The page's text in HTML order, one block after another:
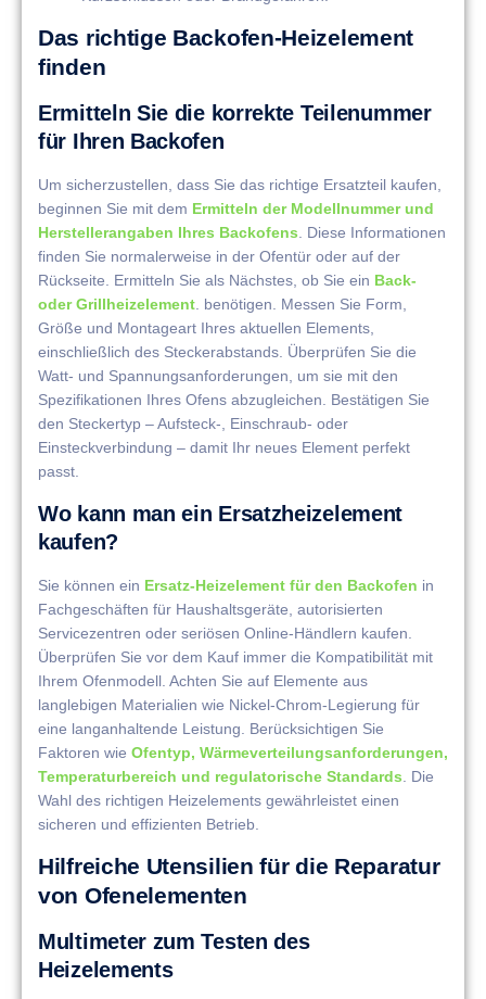
Das richtige Backofen-Heizelement
finden
Ermitteln Sie die korrekte Teilenummer
für Ihren Backofen
Um sicherzustellen, dass Sie das richtige Ersatzteil kaufen,
beginnen Sie mit dem Ermitteln der Modellnummer und
Herstellerangaben Ihres Backofens. Diese Informationen
finden Sie normalerweise in der Ofentür oder auf der
Rückseite. Ermitteln Sie als Nächstes, ob Sie ein Back-
oder Grillheizelement. benötigen. Messen Sie Form,
Größe und Montageart Ihres aktuellen Elements,
einschließlich des Steckerabstands. Überprüfen Sie die
Watt- und Spannungsanforderungen, um sie mit den
Spezifikationen Ihres Ofens abzugleichen. Bestätigen Sie
den Steckertyp – Aufsteck-, Einschraub- oder
Einsteckverbindung – damit Ihr neues Element perfekt
passt.
Wo kann man ein Ersatzheizelement
kaufen?
Sie können ein Ersatz-Heizelement für den Backofen in
Fachgeschäften für Haushaltsgeräte, autorisierten
Servicezentren oder seriösen Online-Händlern kaufen.
Überprüfen Sie vor dem Kauf immer die Kompatibilität mit
Ihrem Ofenmodell. Achten Sie auf Elemente aus
langlebigen Materialien wie Nickel-Chrom-Legierung für
eine langanhaltende Leistung. Berücksichtigen Sie
Faktoren wie Ofentyp, Wärmeverteilungsanforderungen,
Temperaturbereich und regulatorische Standards . Die
Wahl des richtigen Heizelements gewährleistet einen
sicheren und effizienten Betrieb.
Hilfreiche Utensilien für die Reparatur
von Ofenelementen
Multimeter zum Testen des
Heizelements